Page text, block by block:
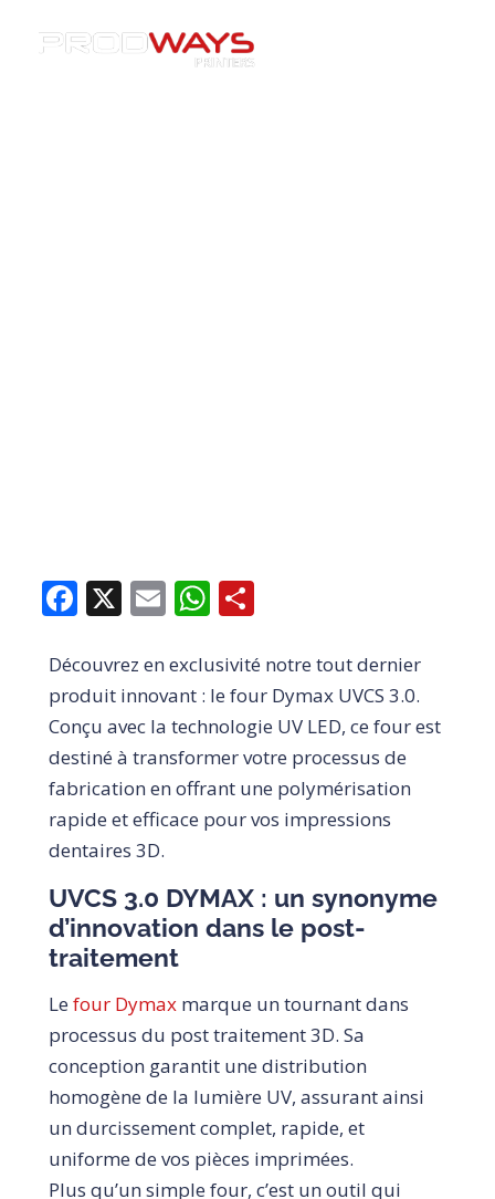
Facebook
X EmailWhatsApp
Share
Découvrez en exclusivité notre tout dernier
produit innovant : le four Dymax UVCS 3.0.
Conçu avec la technologie UV LED, ce four est
destiné à transformer votre processus de
fabrication en offrant une polymérisation
rapide et efficace pour vos impressions
dentaires 3D.
UVCS 3.0 DYMAX: un synonyme
d’innovation dans le post-
traitement
Le four Dymaxmarque un tournant dans
processus du post traitement 3D. Sa
conception garantit une distribution
homogène de la lumière UV, assurant ainsi
un durcissement complet, rapide, et
uniforme de vos pièces imprimées.
Plus qu’un simple four, c’est un outil qui